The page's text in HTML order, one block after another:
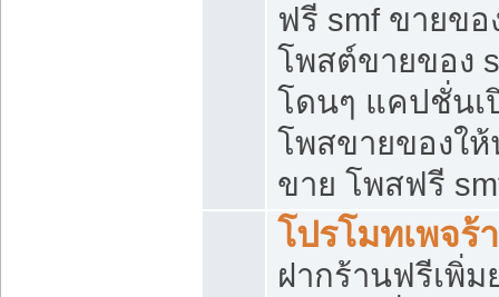
ฟรี smf ขายขอ
โพสต์ขายของ
โดนๆ แคปชั่นเ
โพสขายของใ
ขาย โพสฟรี
โปรโมทเพจร้
ฝากร้านฟรีเพิ่